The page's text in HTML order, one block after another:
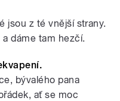
jsou z té vnější strany.
dáme tam hezčí.
bývalého pana
ať se moc